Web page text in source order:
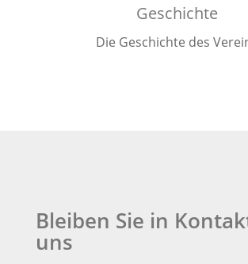
Geschichte
Die Geschichte des
Bleiben Sie in
uns